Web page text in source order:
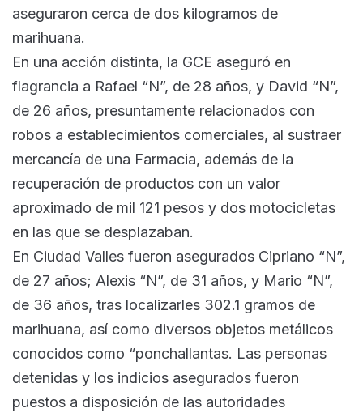
aseguraron cerca de dos kilogramos de
marihuana.
En una acción distinta, la GCE aseguró en
flagrancia a Rafael “N”, de 28 años, y David “N”,
de 26 años, presuntamente relacionados con
robos a establecimientos comerciales, al sustraer
mercancía de una Farmacia, además de la
recuperación de productos con un valor
aproximado de mil 121 pesos y dos motocicletas
en las que se desplazaban.
En Ciudad Valles fueron asegurados Cipriano “N”,
de 27 años; Alexis “N”, de 31 años, y Mario “N”,
de 36 años, tras localizarles 302.1 gramos de
marihuana, así como diversos objetos metálicos
conocidos como “ponchallantas. Las personas
detenidas y los indicios asegurados fueron
puestos a disposición de las autoridades